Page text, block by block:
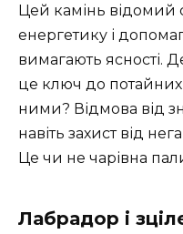
Цей камінь відомий
енергетику і
вимагають ясності.
це ключ до
ними? Відмова від
навіть захист від
Це чи не чарівна
Лабрадор і